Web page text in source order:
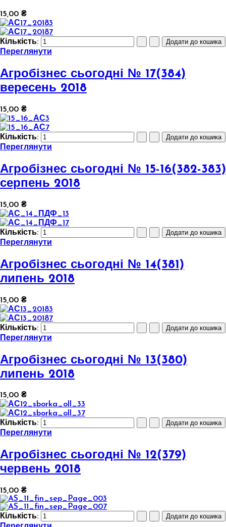
15,00 ₴
Кількість:
Переглянути
Агробізнес сьогодні № 17(384)
вересень 2018
15,00 ₴
Кількість:
Переглянути
Агробізнес сьогодні № 15-16(382-383)
серпень 2018
15,00 ₴
Кількість:
Переглянути
Агробізнес сьогодні № 14(381)
липень 2018
15,00 ₴
Кількість:
Переглянути
Агробізнес сьогодні № 13(380)
липень 2018
15,00 ₴
Кількість:
Переглянути
Агробізнес сьогодні № 12(379)
червень 2018
15,00 ₴
Кількість: